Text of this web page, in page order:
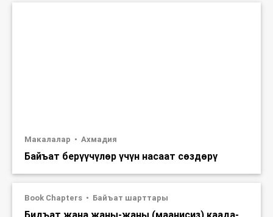
Макалалар Ахмадия
Байъат берүүчүлөр үчүн насаат сөздөрү
Book Chapters Байъат шарттары
Бидъат жана жаңы-жаңы (маанисиз) каада-